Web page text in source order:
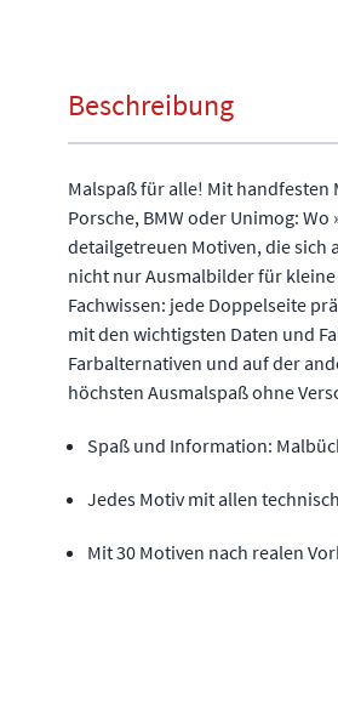
Beschreibung
Malspaß für alle! Mit handfesten
Porsche, BMW oder Unimog:
detailgetreuen Motiven, die sich
nicht nur Ausmalbilder für
Fachwissen: jede Doppelseite
mit den wichtigsten Daten und
Farbalternativen und auf der
höchsten Ausmalspaß ohne
Spaß und Information:
Jedes Motiv mit allen
Mit 30 Motiven nach realen